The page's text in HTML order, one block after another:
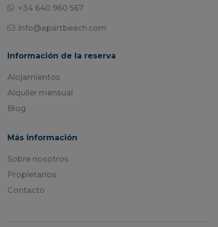
+34 640 960 567
info@apartbeach.com
Información de la reserva
Alojamientos
Alquiler mensual
Blog
Más información
Sobre nosotros
Propietarios
Contacto